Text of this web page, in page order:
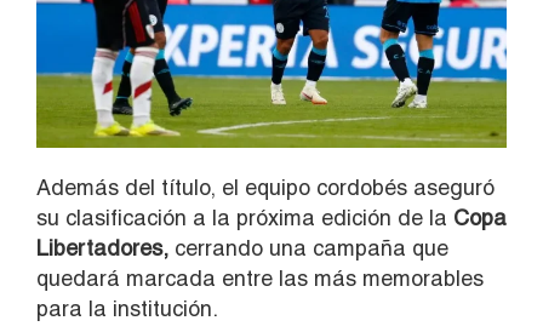
Además del título, el equipo cordobés aseguró
su clasificación a la próxima edición de la Copa
Libertadores, cerrando una campaña que
quedará marcada entre las más memorables
para la institución.